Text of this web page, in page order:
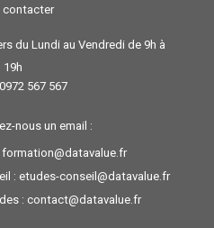
contacter
du Lundi au Vendredi de 9h à
19h
0972 567 567
nous un email :
formation@datavalue.fr
: etudes-conseil@datavalue.fr
: contact@datavalue.fr